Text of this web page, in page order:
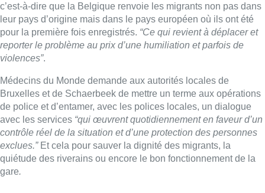
c’est-à-dire que la Belgique renvoie les migrants non pas dans
leur pays d’origine mais dans le pays européen où ils ont été
pour la première fois enregistrés. “Ce qui revient à déplacer et
reporter le problème au prix d’une humiliation et parfois de
violences”.
Médecins du Monde demande aux autorités locales de
Bruxelles et de Schaerbeek de mettre un terme aux opérations
de police et d’entamer, avec les polices locales, un dialogue
avec les services “qui œuvrent quotidiennement en faveur d’un
contrôle réel de la situation et d’une protection des personnes
exclues.”Et cela pour sauver la dignité des migrants, la
quiétude des riverains ou encore le bon fonctionnement de la
gare.